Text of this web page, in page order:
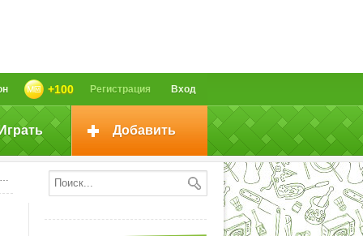
Вход
Регистрация
+100
Добавить